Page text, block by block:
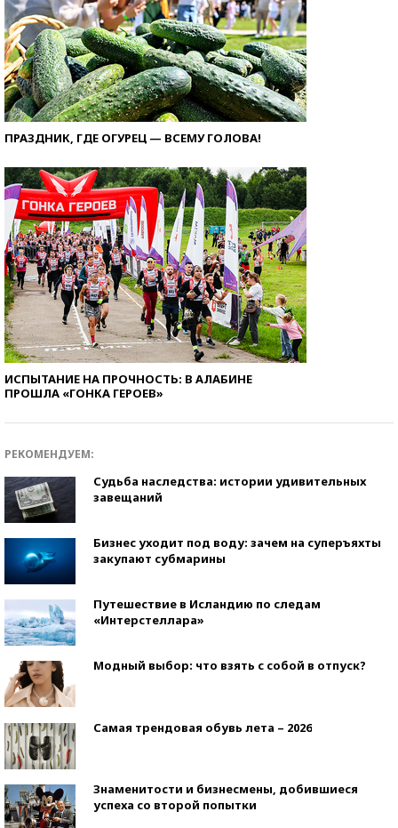
ПРАЗДНИК, ГДЕ ОГУРЕЦ — ВСЕМУ ГОЛОВА!
ИСПЫТАНИЕ НА ПРОЧНОСТЬ: В АЛАБИНЕ
ПРОШЛА «ГОНКА ГЕРОЕВ»
РЕКОМЕНДУЕМ:
Судьба наследства: истории удивительных
завещаний
Бизнес уходит под воду: зачем на суперъяхты
закупают субмарины
Путешествие в Исландию по следам
«Интерстеллара»
Модный выбор: что взять с собой в отпуск?
Самая трендовая обувь лета – 2026
Знаменитости и бизнесмены, добившиеся
успеха со второй попытки